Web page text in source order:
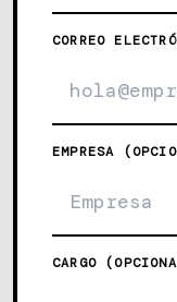
CORREO
EMPRESA
CARGO